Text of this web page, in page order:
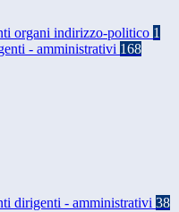
organi indirizzo-politico 1
- amministrativi 168
dirigenti - amministrativi 38